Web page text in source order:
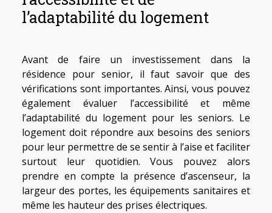
l’adaptabilité du logement
Avant de faire un investissement dans la
résidence pour senior, il faut savoir que des
vérifications sont importantes. Ainsi, vous pouvez
également évaluer l’accessibilité et même
l’adaptabilité du logement pour les seniors. Le
logement doit répondre aux besoins des seniors
pour leur permettre de se sentir à l’aise et faciliter
surtout leur quotidien. Vous pouvez alors
prendre en compte la présence d’ascenseur, la
largeur des portes, les équipements sanitaires et
même les hauteur des prises électriques.